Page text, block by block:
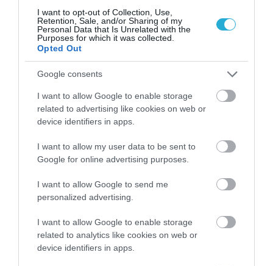
I want to opt-out of Collection, Use,
Retention, Sale, and/or Sharing of my
Personal Data that Is Unrelated with the
Purposes for which it was collected.
Opted Out
Google consents
I want to allow Google to enable storage
related to advertising like cookies on web or
device identifiers in apps.
I want to allow my user data to be sent to
Google for online advertising purposes.
I want to allow Google to send me
personalized advertising.
I want to allow Google to enable storage
related to analytics like cookies on web or
device identifiers in apps.
Παιδιά του πρώτου lockdown: Νέα έρευνα
δείχνει δυσκολίες στη συγκέντρωση και τη
συναισθηματική διαχείριση
13.07.2026 12:01
σταρ του ποδοσφαίρου και πετυχαίνει με
την πρώτη το οριζόντιο δοκάρι!